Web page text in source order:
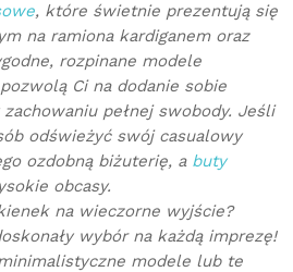
, które świetnie prezentują się
na ramiona kardiganem oraz
rozpinane modele
Ci na dodanie sobie
pełnej swobody. Jeśli
odświeżyć swój casualowy
ozdobną biżuterię, a buty
obcasy.
na wieczorne wyjście?
wybór na każdą imprezę!
modele lub te